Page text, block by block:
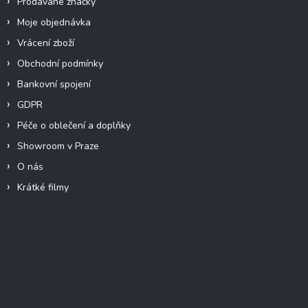
Moje objednávka
Vrácení zboží
Obchodní podmínky
Bankovní spojení
GDPR
Péče o oblečení a doplňky
Showroom v Praze
O nás
Krátké filmy